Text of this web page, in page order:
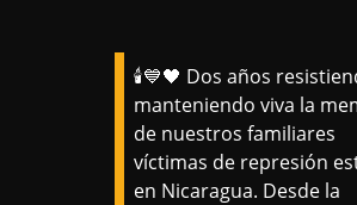
🕯💙🖤 Dos años
manteniendo viva la
de nuestros familiares
víctimas de represión
en Nicaragua. Desde la